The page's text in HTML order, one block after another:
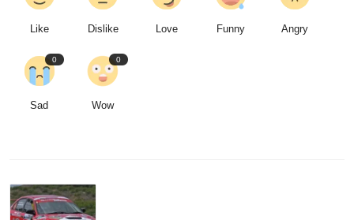
Like Dislike Love Funny Angry
0
Sad
0
Wow